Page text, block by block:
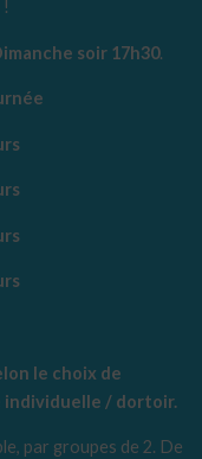
soir 17h30.
le choix de
individuelle / dortoir.
par groupes de 2. De